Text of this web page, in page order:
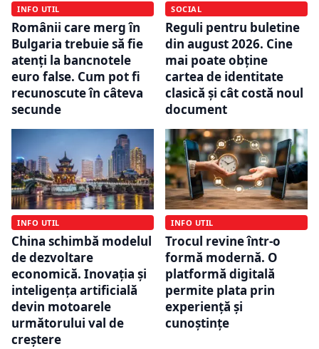
INFO UTIL
Românii care merg în
Bulgaria trebuie să fie
atenți la bancnotele
euro false. Cum pot fi
recunoscute în câteva
secunde
SOCIAL
Reguli pentru buletine
din august 2026. Cine
mai poate obține
cartea de identitate
clasică și cât costă noul
document
INFO UTIL
China schimbă modelul
de dezvoltare
economică. Inovația și
inteligența artificială
devin motoarele
următorului val de
creștere
INFO UTIL
Trocul revine într-o
formă modernă. O
platformă digitală
permite plata prin
experiență și
cunoștințe